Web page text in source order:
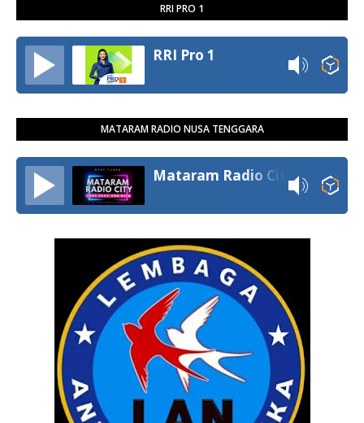
RRI PRO 1
RRI Pro 1
MATARAM RADIO NUSA TENGGARA
Mataram Radio City